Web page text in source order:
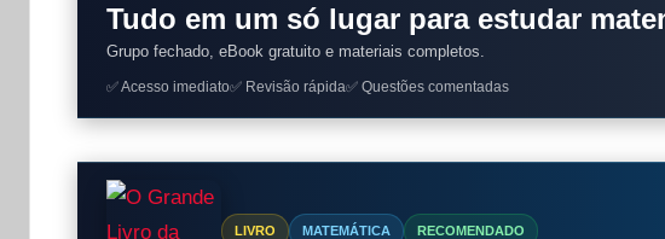
Tudo em um só lugar para estudar
Grupo fechado, eBook gratuito e materiais completos.
✅ Acesso imediato✅ Revisão rápida✅ Questões comentadas
LIVRO MATEMÁTICA RECOMENDADO